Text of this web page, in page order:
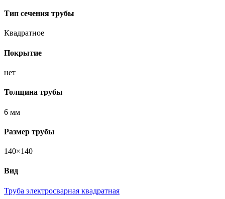
Тип сечения трубы
Квадратное
Покрытие
нет
Толщина трубы
6 мм
Размер трубы
140×140
Вид
Труба электросварная квадратная